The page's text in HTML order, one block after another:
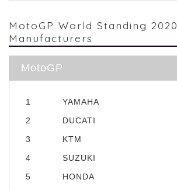
MotoGP World Standing 2020
Manufacturers
MotoGP
1 YAMAHA
2
DUCATI
3
KTM
4
SUZUKI
5
HONDA